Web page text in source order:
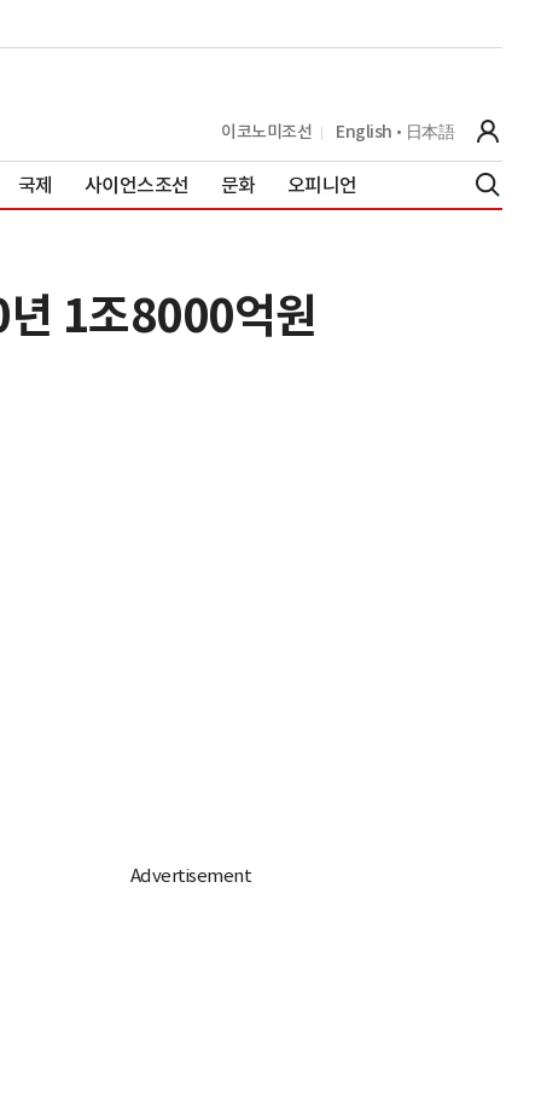
이코노미조선 English 日本語
국제 사이언스조선 문화 오피니언
1조8000억원